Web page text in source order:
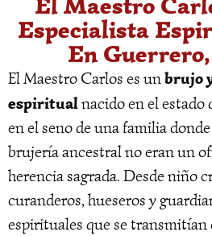
Especialista
En
El Maestro Carlos es unbrujo
espiritualnacido en el estado
en el seno de una familia
brujería ancestral no eran un
herencia sagrada. Desde niño
curanderos, hueseros y
espirituales que se transmitían